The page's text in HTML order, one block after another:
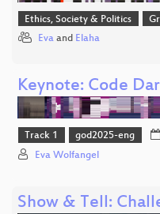
Ethics, Society & Politics
Eva and Elaha
Keynote: Code
Track 1 god2025-eng
Eva Wolfangel
Show & Tell: